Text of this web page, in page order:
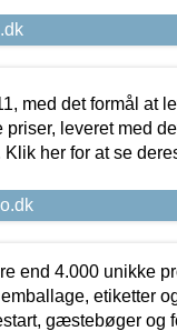
med det formål at
leveret med
her for at se
end 4.000 unikke
etiketter
gæstebøger og